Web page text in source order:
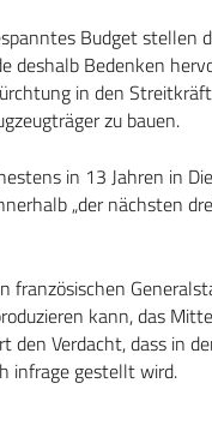
Budget stellen
deshalb Bedenken
in den
zu bauen.
in 13 Jahren in
„der nächsten
französischen
kann, das
den Verdacht, dass in
infrage gestellt wird.